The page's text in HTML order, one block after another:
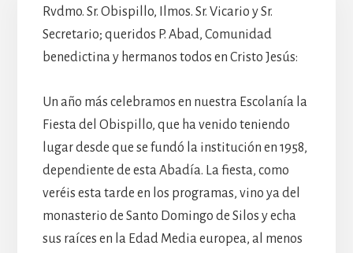
Rvdmo. Sr. Obispillo, Ilmos. Sr. Vicario y Sr.
Secretario; queridos P. Abad, Comunidad
benedictina y hermanos todos en Cristo Jesús:
Un año más celebramos en nuestra Escolanía la
Fiesta del Obispillo, que ha venido teniendo
lugar desde que se fundó la institución en 1958,
dependiente de esta Abadía. La fiesta, como
veréis esta tarde en los programas, vino ya del
monasterio de Santo Domingo de Silos y echa
sus raíces en la Edad Media europea, al menos